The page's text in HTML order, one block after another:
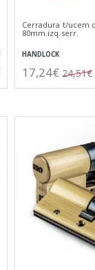
Cerradura t/ucem
80mm.izq.serr.
HANDLOCK
17,24€ 24,51€